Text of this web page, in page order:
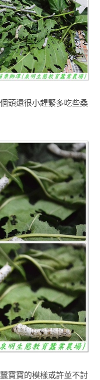
頭還很小趕緊多吃些桑
蠶寶寶的模樣或許並不討